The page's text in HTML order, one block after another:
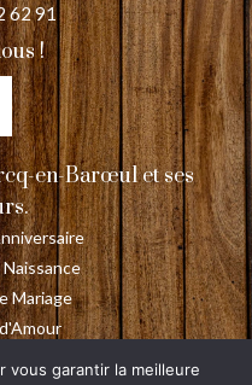
62 91
!
en-Barœul et ses
Mariage
vous garantir la meilleure